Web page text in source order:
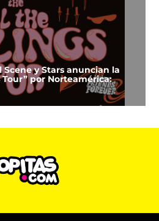
Scene y Stars anuncian la
por Norteamérica: